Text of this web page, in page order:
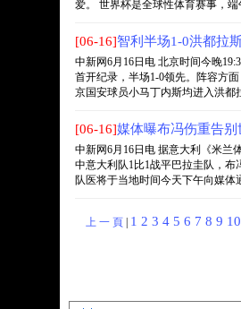
爱。 世界杯是全球性体育赛事，
[06-16]智利半场1-0洪都拉
中新网6月16日电 北京时间今晚
首开纪录，半场1-0领先。阵容方
京国安球员小马丁内斯均进入洪都
[06-16]媒体曝布冯伤重告
中新网6月16日电 据意大利《米兰
中意大利队1比1战平巴拉圭队，
队医将于当地时间今天下午向媒体
上 一 頁| 1 2 3 4 5 6 7 8 9 10